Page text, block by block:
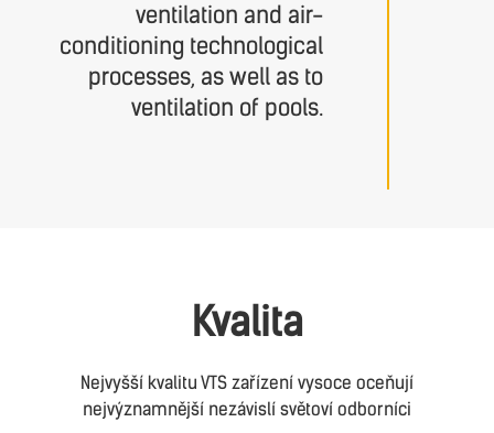
ventilation and air-
conditioning technological
processes, as well as to
ventilation of pools.
Kvalita
Nejvyšší kvalitu VTS zařízení vysoce oceňují
nejvýznamnější nezávislí světoví odborníci